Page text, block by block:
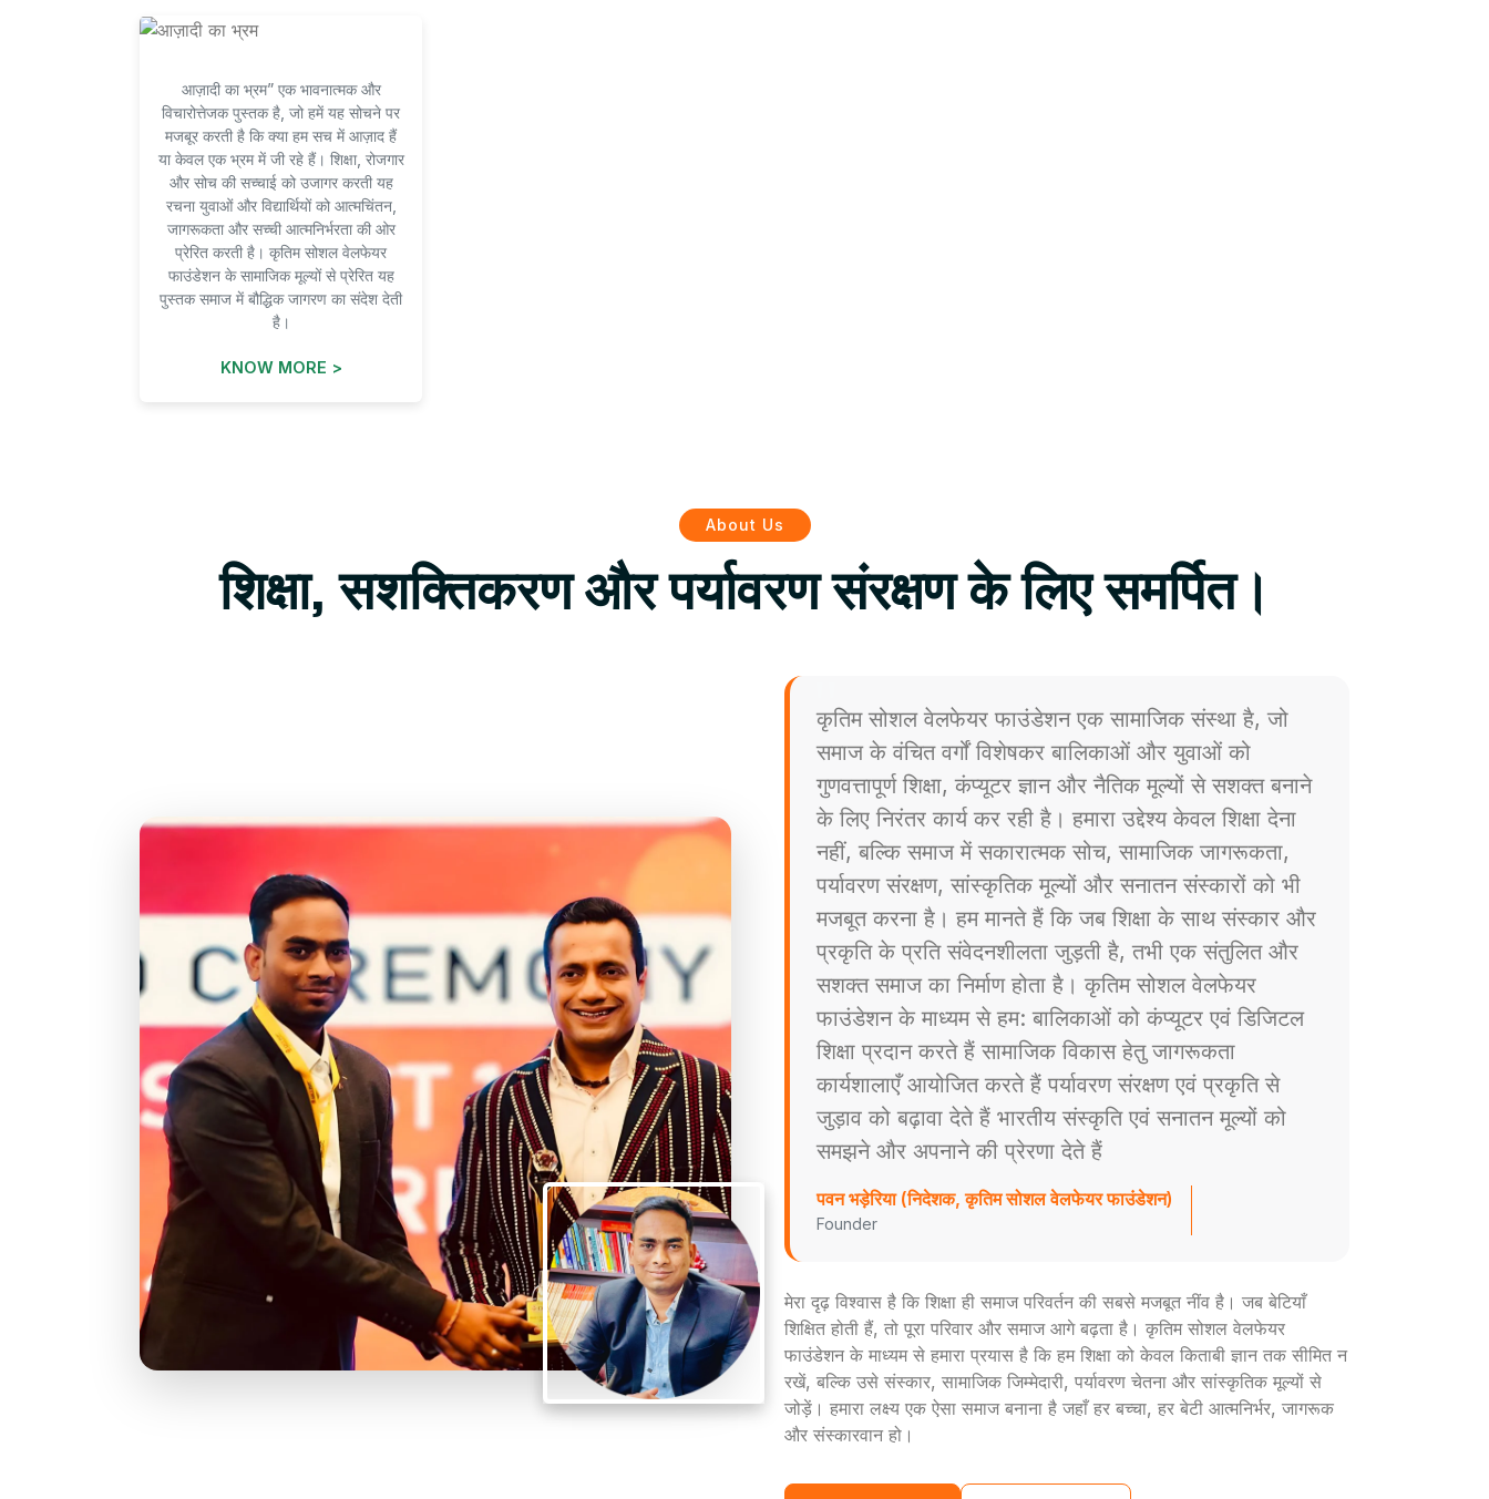
आज़ादी का भ्रम” एक भावनात्मक और
विचारोत्तेजक पुस्तक है, जो हमें यह सोचने पर
मजबूर करती है कि क्या हम सच में आज़ाद हैं
या केवल एक भ्रम में जी रहे हैं। शिक्षा, रोजगार
और सोच की सच्चाई को उजागर करती यह
रचना युवाओं और विद्यार्थियों को आत्मचिंतन,
जागरूकता और सच्ची आत्मनिर्भरता की ओर
प्रेरित करती है। कृतिम सोशल वेलफेयर
फाउंडेशन के सामाजिक मूल्यों से प्रेरित यह
पुस्तक समाज में बौद्धिक जागरण का संदेश देती
है।
KNOW MORE >
About Us
शिक्षा, सशक्तिकरण और पर्यावरण संरक्षण के लिए समर्पित।
कृतिम सोशल वेलफेयर फाउंडेशन एक सामाजिक संस्था है, जो
समाज के वंचित वर्गों विशेषकर बालिकाओं और युवाओं को
गुणवत्तापूर्ण शिक्षा, कंप्यूटर ज्ञान और नैतिक मूल्यों से सशक्त बनाने
के लिए निरंतर कार्य कर रही है। हमारा उद्देश्य केवल शिक्षा देना
नहीं, बल्कि समाज में सकारात्मक सोच, सामाजिक जागरूकता,
पर्यावरण संरक्षण, सांस्कृतिक मूल्यों और सनातन संस्कारों को भी
मजबूत करना है। हम मानते हैं कि जब शिक्षा के साथ संस्कार और
प्रकृति के प्रति संवेदनशीलता जुड़ती है, तभी एक संतुलित और
सशक्त समाज का निर्माण होता है। कृतिम सोशल वेलफेयर
फाउंडेशन के माध्यम से हम: बालिकाओं को कंप्यूटर एवं डिजिटल
शिक्षा प्रदान करते हैं सामाजिक विकास हेतु जागरूकता
कार्यशालाएँ आयोजित करते हैं पर्यावरण संरक्षण एवं प्रकृति से
जुड़ाव को बढ़ावा देते हैं भारतीय संस्कृति एवं सनातन मूल्यों को
समझने और अपनाने की प्रेरणा देते हैं
पवन भड़ेरिया (निदेशक, कृतिम सोशल वेलफेयर फाउंडेशन)
Founder
मेरा दृढ़ विश्वास है कि शिक्षा ही समाज परिवर्तन की सबसे मजबूत नींव है। जब बेटियाँ
शिक्षित होती हैं, तो पूरा परिवार और समाज आगे बढ़ता है। कृतिम सोशल वेलफेयर
फाउंडेशन के माध्यम से हमारा प्रयास है कि हम शिक्षा को केवल किताबी ज्ञान तक सीमित न
रखें, बल्कि उसे संस्कार, सामाजिक जिम्मेदारी, पर्यावरण चेतना और सांस्कृतिक मूल्यों से
जोड़ें। हमारा लक्ष्य एक ऐसा समाज बनाना है जहाँ हर बच्चा, हर बेटी आत्मनिर्भर, जागरूक
और संस्कारवान हो।